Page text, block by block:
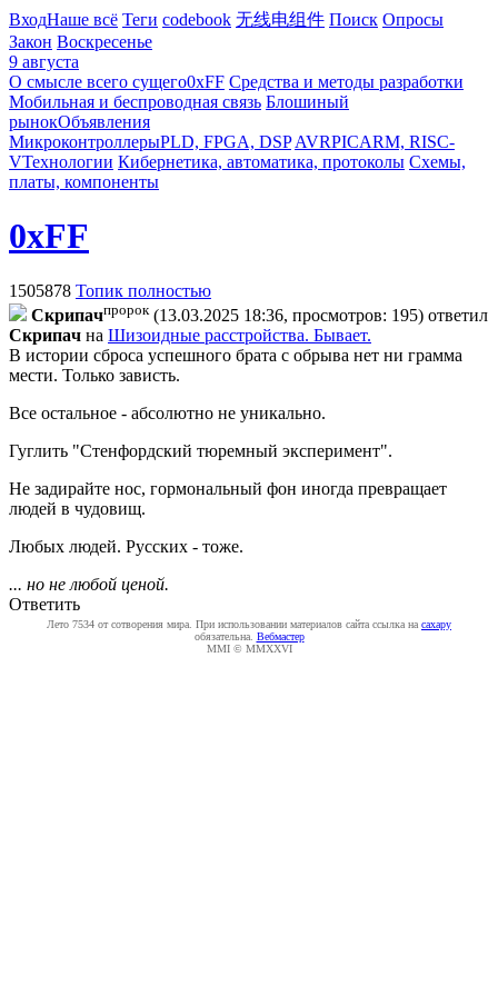
ВходНаше всё Теги codebook 无线电组件 Поиск Опросы
Закон Воскресенье
9 августа
О смысле всего сущего0xFF Средства и методы разработки
Мобильная и беспроводная связь Блошиный
рынокОбъявления
МикроконтроллерыPLD, FPGA, DSP AVRPICARM, RISC-
VТехнологии Кибернетика, автоматика, протоколы Схемы,
платы, компоненты
0xFF
1505878 Топик полностью
Cкpипaчпророк (13.03.2025 18:36, просмотров: 195) ответил
Cкpипaч на Шизоидные расстройства. Бывает.
В истории сброса успешного брата с обрыва нет ни грамма
мести. Только зависть.
Все остальное - абсолютно не уникально.
Гуглить "Стенфордский тюремный эксперимент".
Не задирайте нос, гормональный фон иногда превращает
людей в чудовищ.
Любых людей. Русских - тоже.
... но не любой ценой.
Ответить
Лето 7534 от сотворения мира. При использовании материалов сайта ссылка на caxapу
обязательна. Вебмастер
MMI © MMXXVI